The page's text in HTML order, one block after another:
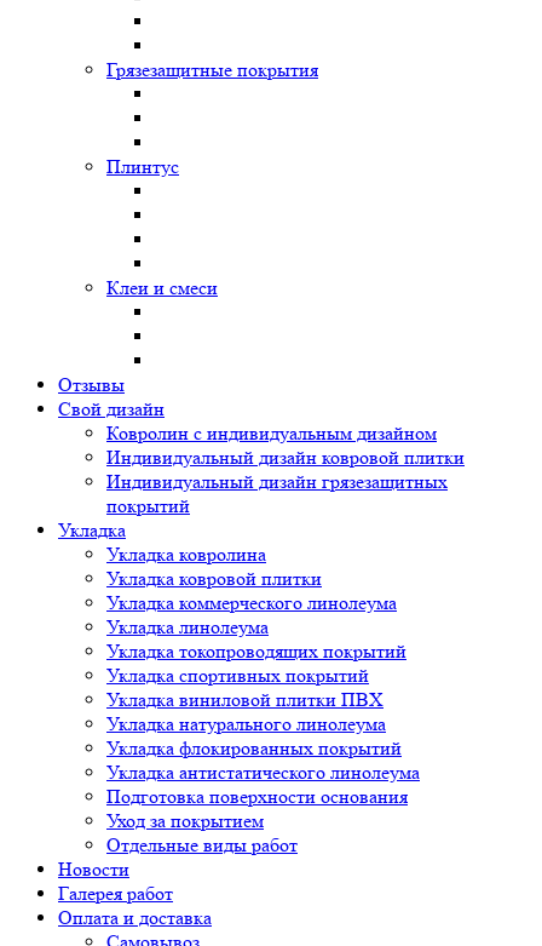
Грязезащитные покрытия
Плинтус
Клеи и смеси
Отзывы
Свой дизайн
Ковролин с индивидуальным дизайном
Индивидуальный дизайн ковровой плитки
Индивидуальный дизайн грязезащитных
покрытий
Укладка
Укладка ковролина
Укладка ковровой плитки
Укладка коммерческого линолеума
Укладка линолеума
Укладка токопроводящих покрытий
Укладка спортивных покрытий
Укладка виниловой плитки ПВХ
Укладка натурального линолеума
Укладка флокированных покрытий
Укладка антистатического линолеума
Подготовка поверхности основания
Уход за покрытием
Отдельные виды работ
Новости
Галерея работ
Оплата и доставка